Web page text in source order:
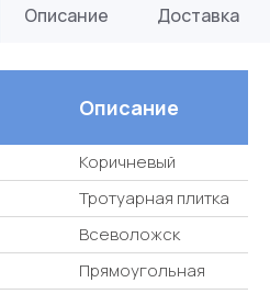
Описание Доставка
Описание
Коричневый
Тротуарная плитка
Всеволожск
Прямоугольная